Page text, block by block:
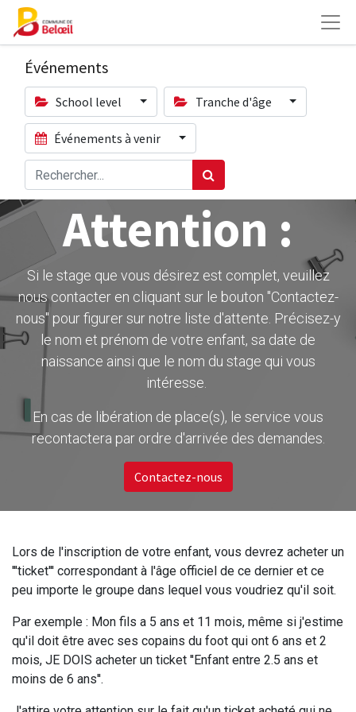
Événements
School level Tranche d'âge
Événements à venir
Attention :
Si le stage que vous désirez est complet, veuillez
nous contacter en cliquant sur le bouton ''Contactez-
nous" pour figurer sur notre liste d'attente. Précisez-y
le nom et prénom de votre enfant, sa date de
naissance ainsi que le nom du stage qui vous
intéresse.
En cas de libération de place(s), le service vous
recontactera par ordre d'arrivée des demandes.
Contactez-nous
Lors de l'inscription de votre enfant, vous devrez acheter un
'''ticket''' correspondant à l'âge officiel de ce dernier et ce
peu importe le groupe dans lequel vous voudriez qu'il soit.
Par exemple : Mon fils a 5 ans et 11 mois, même si j'estime
qu'il doit être avec ses copains du foot qui ont 6 ans et 2
mois, JE DOIS acheter un ticket ''Enfant entre 2.5 ans et
moins de 6 ans''.